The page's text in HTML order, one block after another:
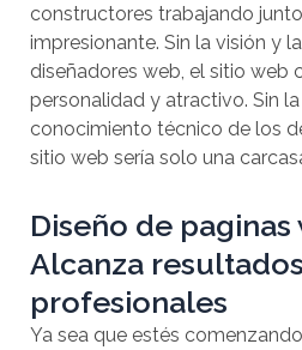
constructores trabajando
impresionante. Sin la visión y
diseñadores web, el sitio web
personalidad y atractivo. Sin
conocimiento técnico de los
sitio web sería solo una
Diseño de
Alcanza resultados
profesionales
Ya sea que estés